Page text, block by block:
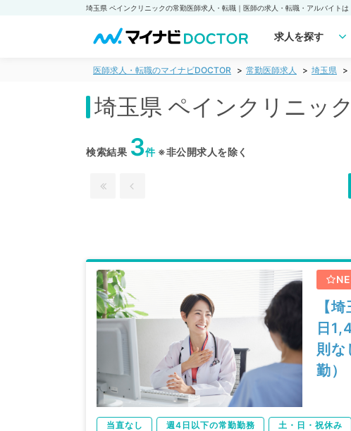
求人を探す
医師求人・転職のマイナビDOCTOR 常勤医師求人 埼玉県
埼玉県 ペインクリニッ
検索結果 3件※非公開求人を除く
【
日
則
勤）
当直なし 週4日以下の常勤勤務 土・日・祝休み